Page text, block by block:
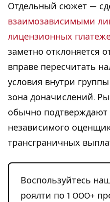
Отдельный сюжет —
взаимозависимыми
лицензионных
заметно отклоняется
вправе пересчитать
условия внутри
зона доначислений.
обычно
независимого
трансграничных
Воспользуйтесь
роялти по 1 000+